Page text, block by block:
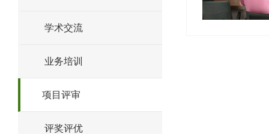
学术交流
业务培训
项目评审
评奖评优